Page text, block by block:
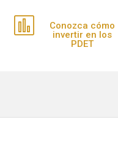
Conozca cómo
invertir en los
PDET